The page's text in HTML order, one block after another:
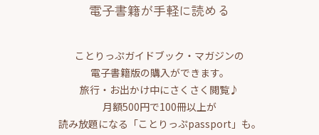
電子書籍が手軽に読める
ことりっぷガイドブック・マガジンの
電子書籍版の購入ができます。
旅行・お出かけ中にさくさく閲覧♪
月額500円で100冊以上が
読み放題になる「ことりっぷpassport」も。